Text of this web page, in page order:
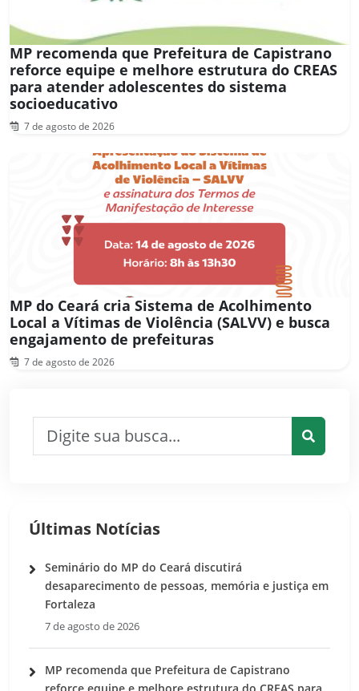
MP recomenda que Prefeitura de Capistrano
reforce equipe e melhore estrutura do CREAS
para atender adolescentes do sistema
socioeducativo
7 de agosto de 2026
MP do Ceará cria Sistema de Acolhimento
Local a Vítimas de Violência (SALVV) e busca
engajamento de prefeituras
7 de agosto de 2026
Últimas Notícias
Seminário do MP do Ceará discutirá
desaparecimento de pessoas, memória e justiça em
Fortaleza
7 de agosto de 2026
MP recomenda que Prefeitura de Capistrano